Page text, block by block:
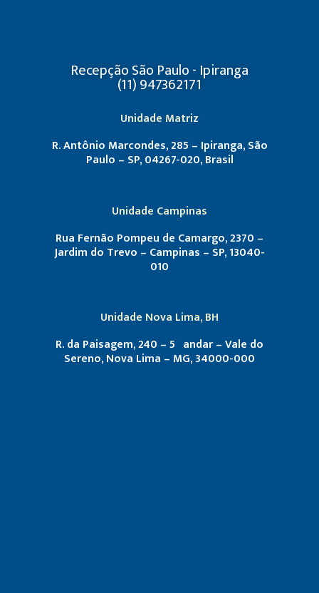
Recepção São Paulo - Ipiranga
(11) 947362171
Unidade Matriz
R. Antônio Marcondes, 285 – Ipiranga, São
Paulo – SP, 04267-020, Brasil
Unidade Campinas
Rua Fernão Pompeu de Camargo, 2370 –
Jardim do Trevo – Campinas – SP, 13040-
010
Unidade Nova Lima, BH
R. da Paisagem, 240 – 5º andar – Vale do
Sereno, Nova Lima – MG, 34000-000